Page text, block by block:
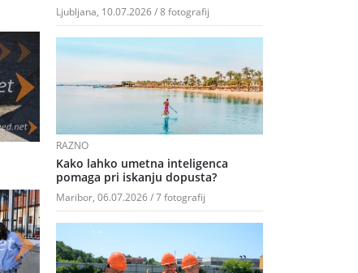
Ljubljana, 10.07.2026 / 8 fotografij
RAZNO
Kako lahko umetna inteligenca
pomaga pri iskanju dopusta?
Maribor, 06.07.2026 / 7 fotografij